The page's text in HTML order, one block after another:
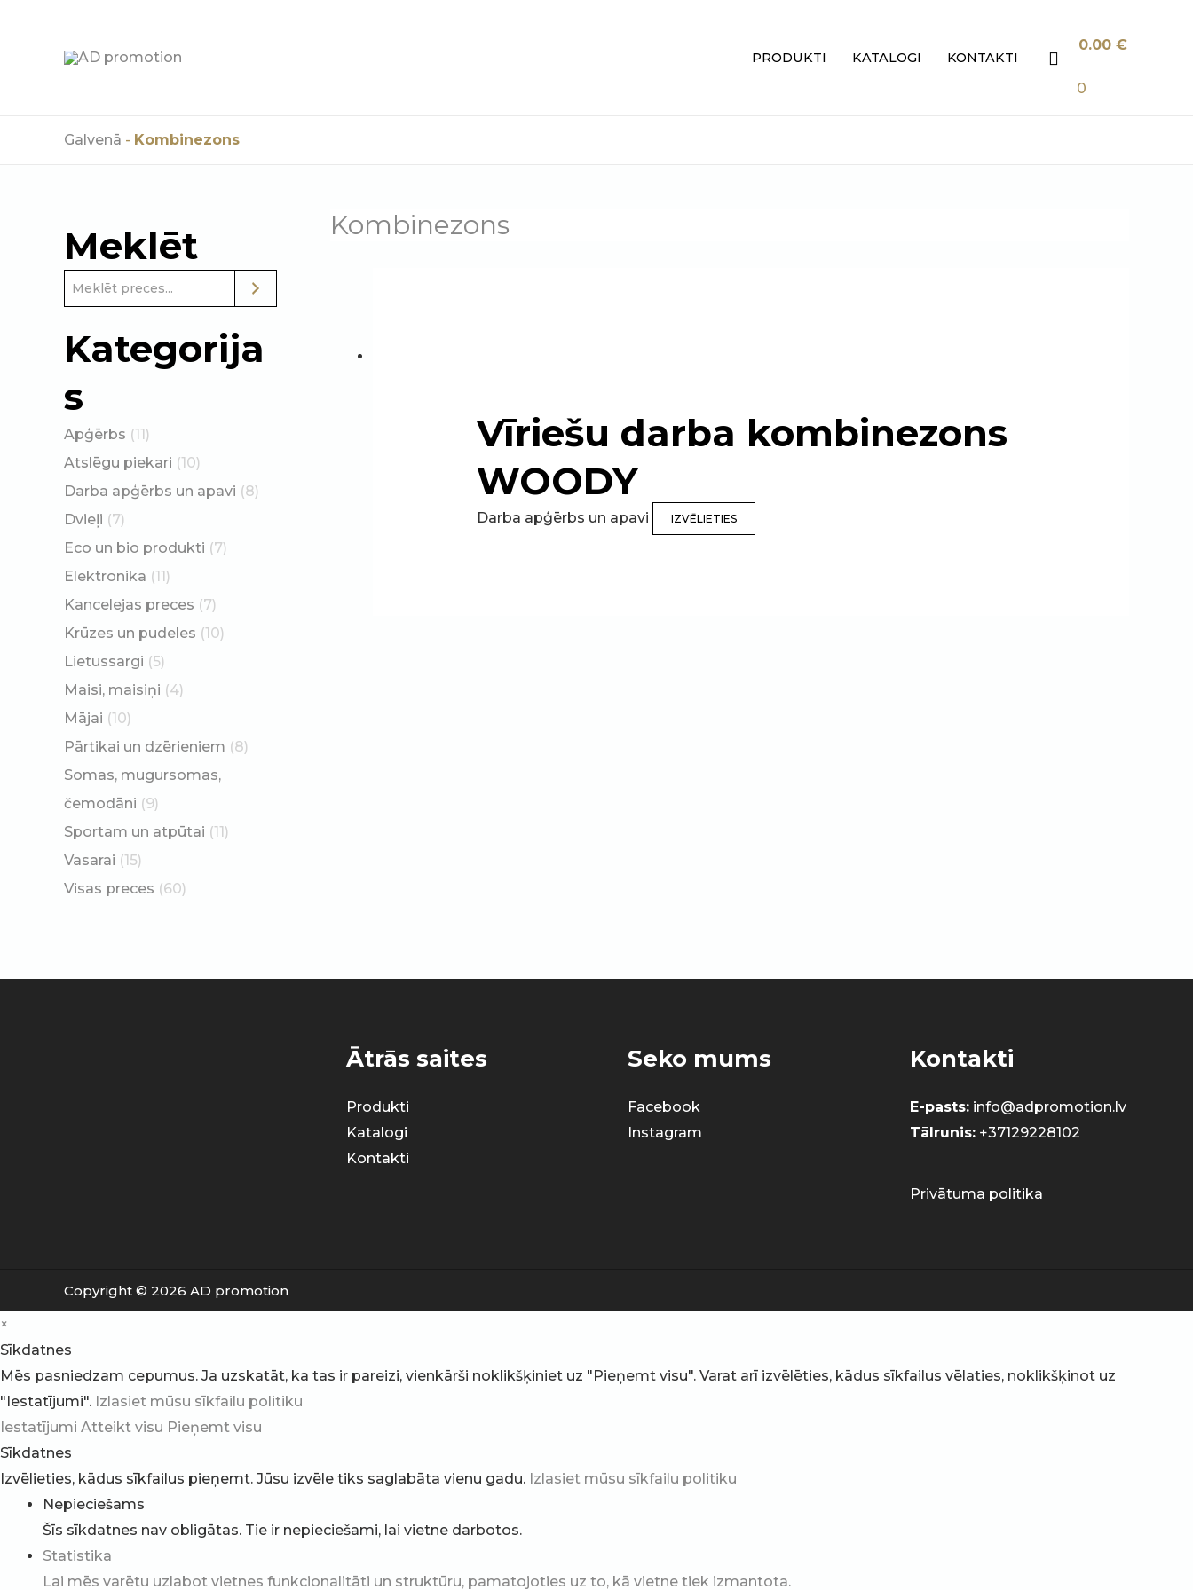
PRODUKTI KATALOGI KONTAKTI Search
0.00 €
0
Galvenā - Kombinezons
Meklēt
Kategorija
s
Apģērbs (11)
Atslēgu piekari (10)
Darba apģērbs un apavi (8)
Dvieļi (7)
Eco un bio produkti (7)
Elektronika (11)
Kancelejas preces (7)
Krūzes un pudeles (10)
Lietussargi (5)
Maisi, maisiņi (4)
Mājai (10)
Pārtikai un dzērieniem (8)
Somas, mugursomas,
čemodāni (9)
Sportam un atpūtai (11)
Vasarai (15)
Visas preces (60)
Kombinezons
Vīriešu darba kombinezons
WOODY
Darba apģērbs un apavi IZVĒLIETIES
Ātrās saites
Produkti
Katalogi
Kontakti
Seko mums
Facebook
Instagram
Kontakti
E-pasts: info@adpromotion.lv
Tālrunis: +37129228102
Privātuma politika
Copyright © 2026 AD promotion
×
Sīkdatnes
Mēs pasniedzam cepumus. Ja uzskatāt, ka tas ir pareizi, vienkārši noklikšķiniet uz "Pieņemt visu". Varat arī izvēlēties, kādus sīkfailus vēlaties, noklikšķinot uz
"Iestatījumi". Izlasiet mūsu sīkfailu politiku
Iestatījumi Atteikt visu Pieņemt visu
Sīkdatnes
Izvēlieties, kādus sīkfailus pieņemt. Jūsu izvēle tiks saglabāta vienu gadu. Izlasiet mūsu sīkfailu politiku
Nepieciešams
Šīs sīkdatnes nav obligātas. Tie ir nepieciešami, lai vietne darbotos.
Statistika
Lai mēs varētu uzlabot vietnes funkcionalitāti un struktūru, pamatojoties uz to, kā vietne tiek izmantota.